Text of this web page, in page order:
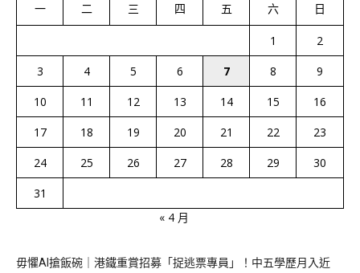
一 二 三 四 五 六 日
1
2
3
4 5 6 7 8
9
10
11 12 13 14 15
16
17
18 19 20 21 22
23
24
25 26 27 28 29
30
31
« 4 月
毋懼AI搶飯碗｜港鐵重賞招募「捉逃票專員」！中五學歷月入近